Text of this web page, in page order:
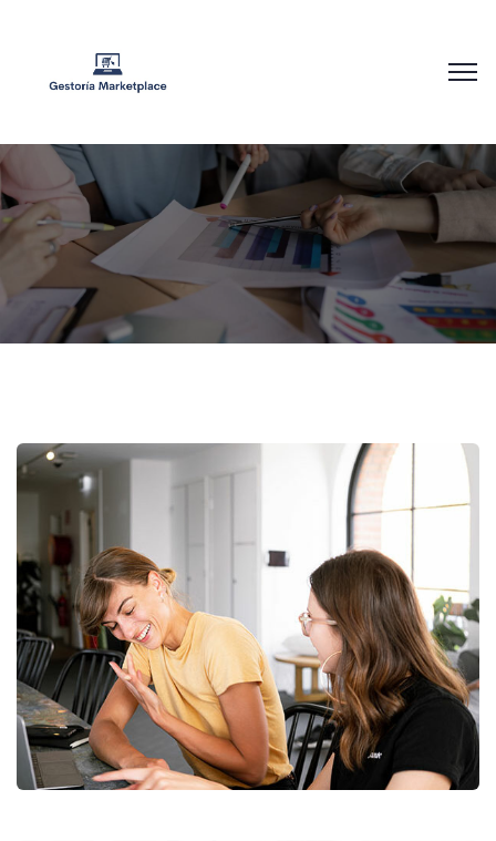
Startup Business